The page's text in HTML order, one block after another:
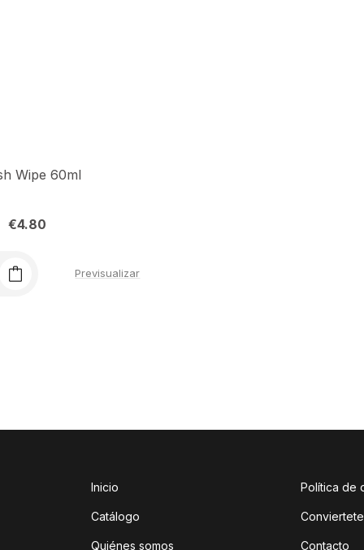
Previsualizar
Wipe 60ml
€4.80
Inicio
Catálogo
Quiénes somos
Política de
Contacto